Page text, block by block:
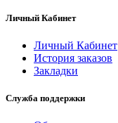
Личный Кабинет
Личный Кабинет
История заказов
Закладки
Служба поддержки